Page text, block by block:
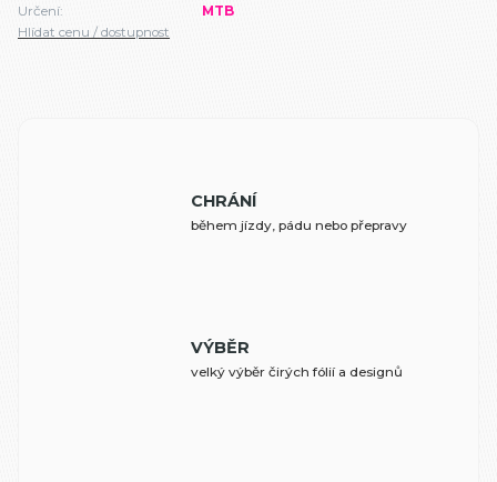
Určení:
MTB
Hlídat cenu / dostupnost
CHRÁNÍ
během jízdy, pádu nebo přepravy
VÝBĚR
velký výběr čirých fólií a designů